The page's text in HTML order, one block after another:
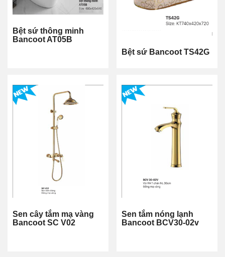
Bệt sứ thông minh
Bancoot AT05B
Bệt sứ Bancoot TS42G
Sen cây tắm mạ vàng
Bancoot SC V02
Sen tắm nóng lạnh
Bancoot BCV30-02v